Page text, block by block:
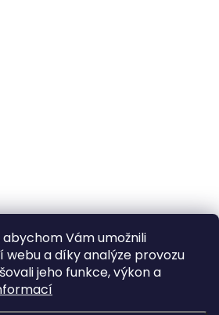
Vám umožnili
a díky analýze provozu
jeho funkce, výkon a